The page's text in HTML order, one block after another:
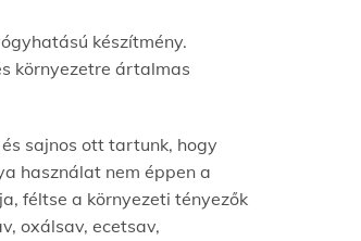
készítmény.
környezetre ártalmas
sajnos ott tartunk, hogy
használat nem éppen a
féltse a környezeti tényezők
oxálsav, ecetsav,